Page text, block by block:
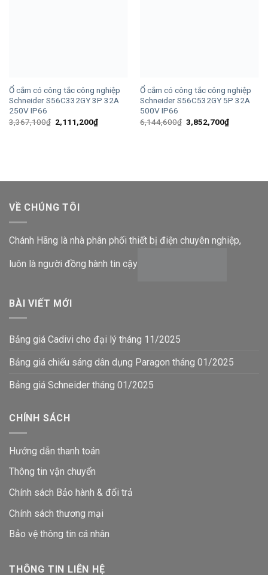
Ổ cắm có công tắc công nghiệp
Schneider S56C332GY 3P 32A
250V IP66
3,367,100₫ Giá
gốc
2,111,200₫Giá
hiện
Ổ cắm có công tắc công nghiệp
Schneider S56C532GY 5P 32A
500V IP66
6,144,600₫ Giá
gốc
3,852,700₫Giá
hiện
VỀ CHÚNG TÔI
Chánh Hãng là nhà phân phối thiết bị điện chuyên nghiệp,
luôn là người đồng hành tin cậy
BÀI VIẾT MỚI
Bảng giá Cadivi cho đại lý tháng 11/2025
Bảng giá chiếu sáng dân dụng Paragon tháng 01/2025
Bảng giá Schneider tháng 01/2025
CHÍNH SÁCH
Hướng dẫn thanh toán
Thông tin vận chuyển
Chính sách Bảo hành & đổi trả
Chính sách thương mại
Bảo vệ thông tin cá nhân
THÔNG TIN LIÊN HỆ